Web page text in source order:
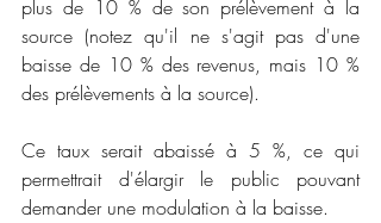
plus de 10 % de son prélèvement à la
source (notez qu'il ne s'agit pas d'une
baisse de 10 % des revenus, mais 10 %
des prélèvements à la source).
Ce taux serait abaissé à 5 %, ce qui
permettrait d'élargir le public pouvant
demander une modulation à la baisse.